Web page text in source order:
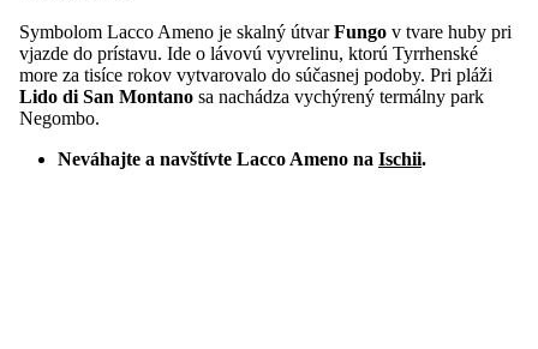
Symbolom Lacco Ameno je skalný útvarFungo v tvare huby pri
vjazde do prístavu. Ide o lávovú vyvrelinu, ktorú Tyrrhenské
more za tisíce rokov vytvarovalo do súčasnej podoby. Pri pláži
Lido di San Montano sa nachádza vychýrený termálny park
Negombo.
Neváhajte a navštívte Lacco Ameno na Ischii.